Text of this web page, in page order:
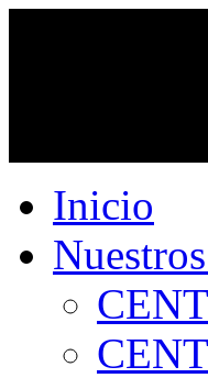
Inicio